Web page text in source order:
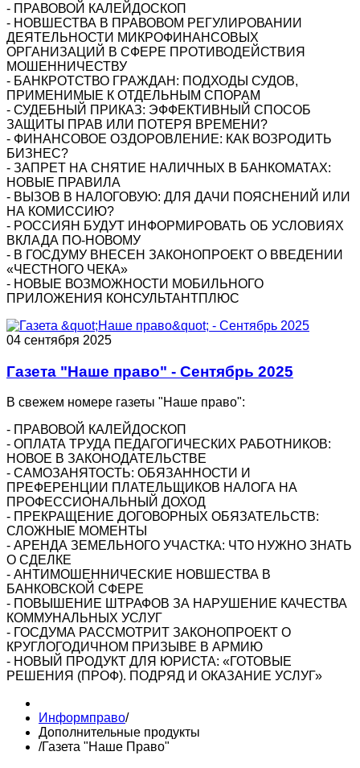
- ПРАВОВОЙ КАЛЕЙДОСКОП
- НОВШЕСТВА В ПРАВОВОМ РЕГУЛИРОВАНИИ
ДЕЯТЕЛЬНОСТИ МИКРОФИНАНСОВЫХ
ОРГАНИЗАЦИЙ В СФЕРЕ ПРОТИВОДЕЙСТВИЯ
МОШЕННИЧЕСТВУ
- БАНКРОТСТВО ГРАЖДАН: ПОДХОДЫ СУДОВ,
ПРИМЕНИМЫЕ К ОТДЕЛЬНЫМ СПОРАМ
- СУДЕБНЫЙ ПРИКАЗ: ЭФФЕКТИВНЫЙ СПОСОБ
ЗАЩИТЫ ПРАВ ИЛИ ПОТЕРЯ ВРЕМЕНИ?
- ФИНАНСОВОЕ ОЗДОРОВЛЕНИЕ: КАК ВОЗРОДИТЬ
БИЗНЕС?
- ЗАПРЕТ НА СНЯТИЕ НАЛИЧНЫХ В БАНКОМАТАХ:
НОВЫЕ ПРАВИЛА
- ВЫЗОВ В НАЛОГОВУЮ: ДЛЯ ДАЧИ ПОЯСНЕНИЙ ИЛИ
НА КОМИССИЮ?
- РОССИЯН БУДУТ ИНФОРМИРОВАТЬ ОБ УСЛОВИЯХ
ВКЛАДА ПО-НОВОМУ
- В ГОСДУМУ ВНЕСЕН ЗАКОНОПРОЕКТ О ВВЕДЕНИИ
«ЧЕСТНОГО ЧЕКА»
- НОВЫЕ ВОЗМОЖНОСТИ МОБИЛЬНОГО
ПРИЛОЖЕНИЯ КОНСУЛЬТАНТПЛЮС
04 сентября 2025
Газета "Наше право" - Сентябрь 2025
В свежем номере газеты "Наше право":
- ПРАВОВОЙ КАЛЕЙДОСКОП
- ОПЛАТА ТРУДА ПЕДАГОГИЧЕСКИХ РАБОТНИКОВ:
НОВОЕ В ЗАКОНОДАТЕЛЬСТВЕ
- САМОЗАНЯТОСТЬ: ОБЯЗАННОСТИ И
ПРЕФЕРЕНЦИИ ПЛАТЕЛЬЩИКОВ НАЛОГА НА
ПРОФЕССИОНАЛЬНЫЙ ДОХОД
- ПРЕКРАЩЕНИЕ ДОГОВОРНЫХ ОБЯЗАТЕЛЬСТВ:
СЛОЖНЫЕ МОМЕНТЫ
- АРЕНДА ЗЕМЕЛЬНОГО УЧАСТКА: ЧТО НУЖНО ЗНАТЬ
О СДЕЛКЕ
- АНТИМОШЕННИЧЕСКИЕ НОВШЕСТВА В
БАНКОВСКОЙ СФЕРЕ
- ПОВЫШЕНИЕ ШТРАФОВ ЗА НАРУШЕНИЕ КАЧЕСТВА
КОММУНАЛЬНЫХ УСЛУГ
- ГОСДУМА РАССМОТРИТ ЗАКОНОПРОЕКТ О
КРУГЛОГОДИЧНОМ ПРИЗЫВЕ В АРМИЮ
- НОВЫЙ ПРОДУКТ ДЛЯ ЮРИСТА: «ГОТОВЫЕ
РЕШЕНИЯ (ПРОФ). ПОДРЯД И ОКАЗАНИЕ УСЛУГ»
Информправо/
Дополнительные продукты
/Газета "Наше Право"